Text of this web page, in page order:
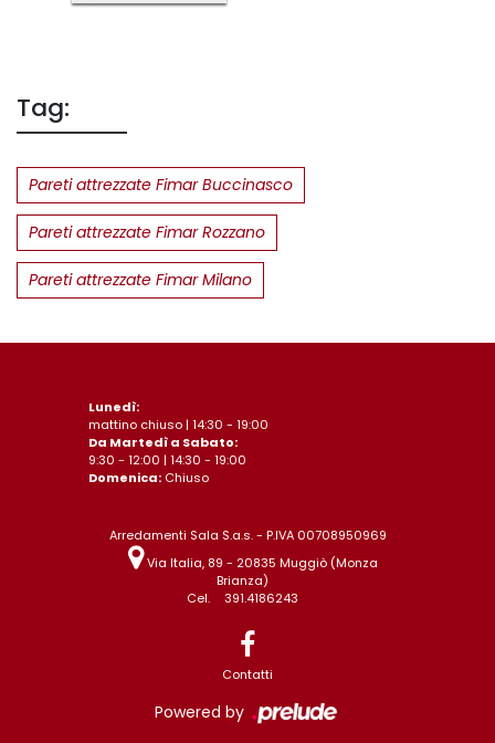
Tag:
Pareti attrezzate Fimar Buccinasco
Pareti attrezzate Fimar Rozzano
Pareti attrezzate Fimar Milano
Lunedì:
mattino chiuso | 14:30 - 19:00
Da Martedì a Sabato:
9:30 - 12:00 | 14:30 - 19:00
Domenica: Chiuso
Arredamenti Sala S.a.s. - P.IVA 00708950969
Via Italia, 89 - 20835 Muggiò (Monza
Brianza)
Cel.
391.4186243
Contatti
Powered by